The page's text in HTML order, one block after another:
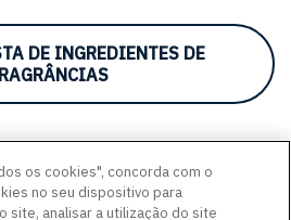
DE INGREDIENTES DE
os cookies", concorda com o
no seu dispositivo para
site, analisar a utilização do site